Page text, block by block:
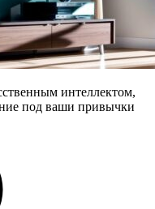
интеллектом,
под ваши привычки